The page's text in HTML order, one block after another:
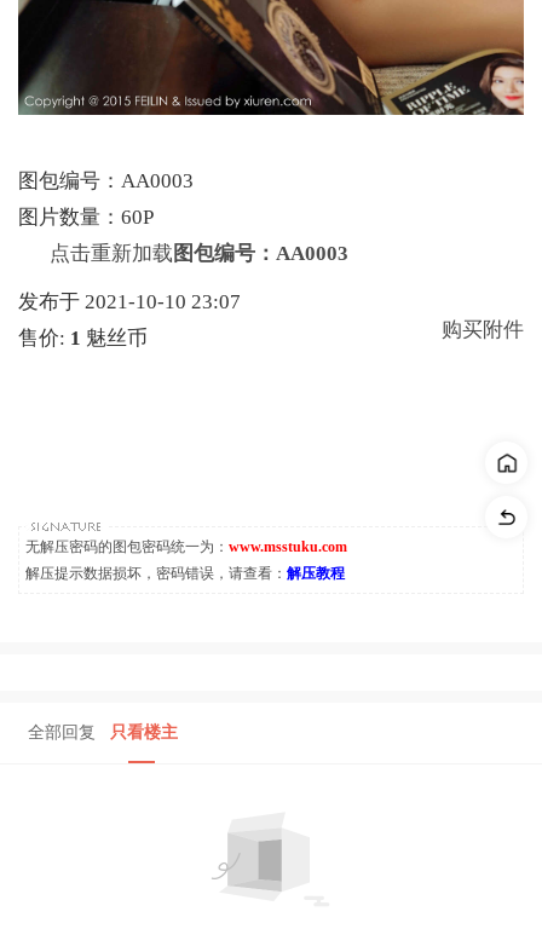
图包编号：AA0003
图片数量：60P
点击重新加载 图包编号：AA0003
发布于 2021-10-10 23:07
售价: 1 魅丝币 购买附件
无解压密码的图包密码统一为： www.msstuku.com
解压提示数据损坏，密码错误，请查看： 解压教程
全部回复 只看楼主